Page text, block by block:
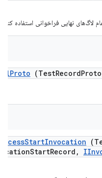
نهایی فراخوانی استفاده کنید.
Proto (TestRecordProto
StartInvocation
StartRecord ,